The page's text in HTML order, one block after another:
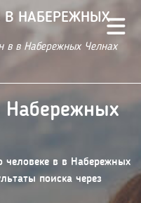
В НАБЕРЕЖНЫХ
в в Набережных Челнах
Набережных
человеке в в Набережных
поиска через